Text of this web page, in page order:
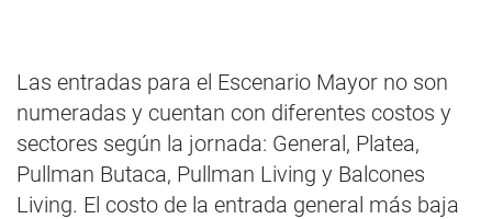
Las entradas para el Escenario Mayor no son
numeradas y cuentan con diferentes costos y
sectores según la jornada: General, Platea,
Pullman Butaca, Pullman Living y Balcones
Living. El costo de la entrada general más baja